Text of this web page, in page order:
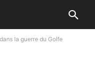
la guerre du Golfe